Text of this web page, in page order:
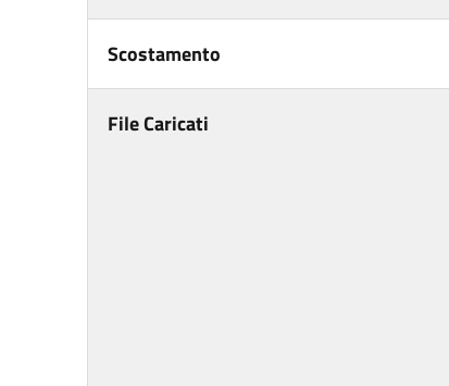
Scostamento
File Caricati